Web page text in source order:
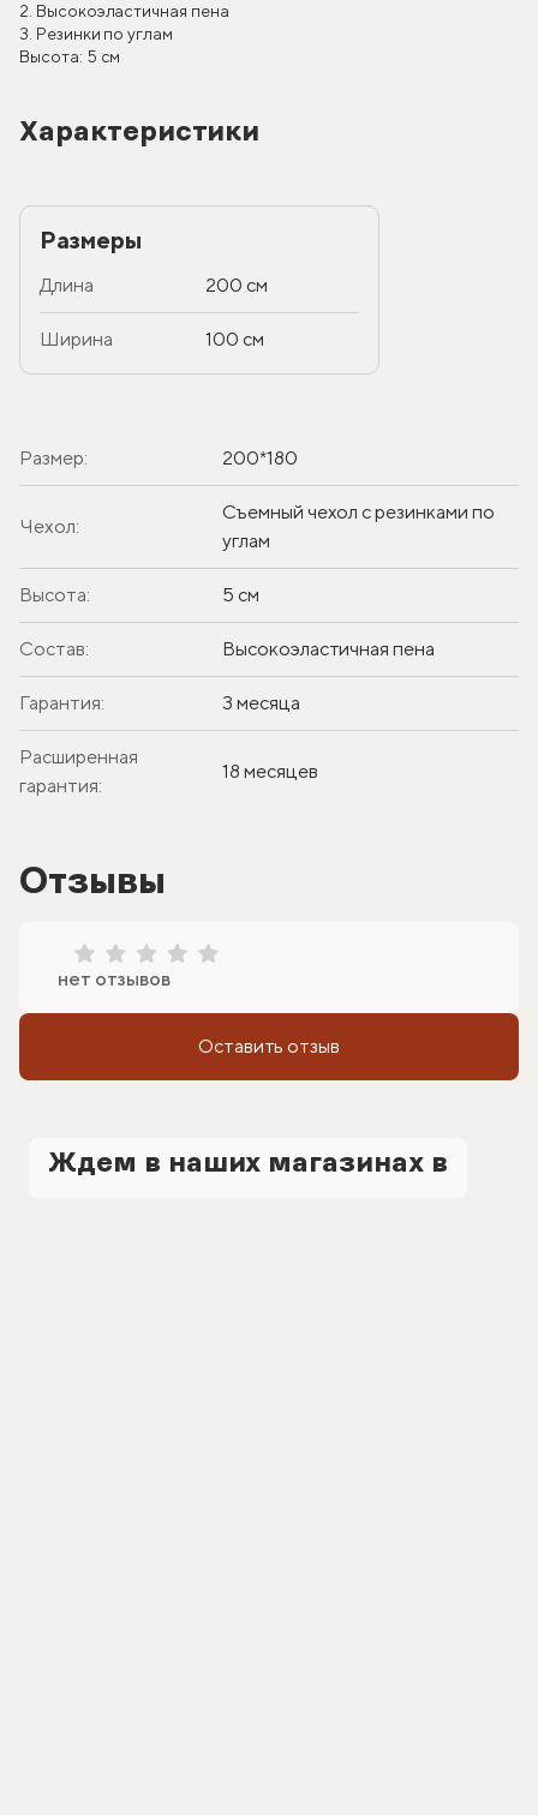
2. Высокоэластичная пена
3. Резинки по углам
Высота: 5 см
Характеристики
Размеры
Длина 200 см
Ширина 100 см
Размер: 200*180
Чехол:
Съемный чехол с резинками по
углам
Высота: 5 см
Состав: Высокоэластичная пена
Гарантия: 3 месяца
Расширенная
гарантия:
18 месяцев
Отзывы
нет отзывов
Оставить отзыв
Ждем в наших магазинах в